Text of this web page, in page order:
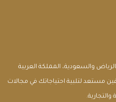
والسعودية، المملكة العربية
مستعد لتلبية احتياجاتك في مجالات